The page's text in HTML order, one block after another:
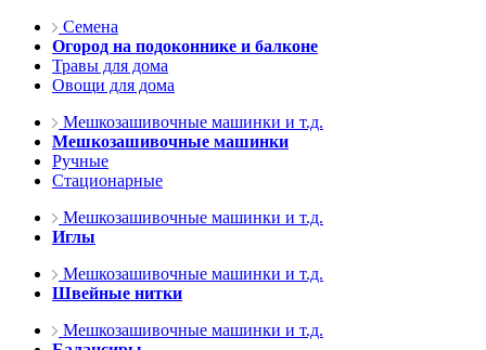
Семена
Огород на подоконнике и балконе
Травы для дома
Овощи для дома
Мешкозашивочные машинки и т.д.
Мешкозашивочные машинки
Ручные
Стационарные
Мешкозашивочные машинки и т.д.
Иглы
Мешкозашивочные машинки и т.д.
Швейные нитки
Мешкозашивочные машинки и т.д.